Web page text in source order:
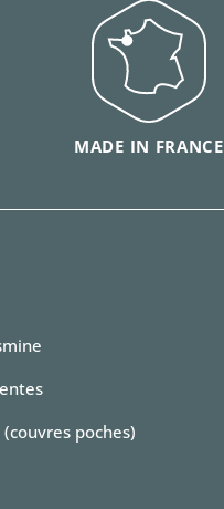
MADE IN FRANCE
poches)